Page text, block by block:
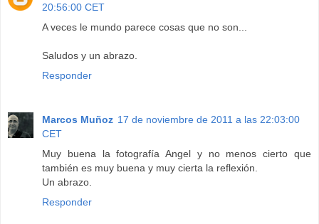
20:56:00 CET
A veces le mundo parece cosas que no son...
Saludos y un abrazo.
Responder
Marcos Muñoz 17 de noviembre de 2011 a las 22:03:00
CET
Muy buena la fotografía Angel y no menos cierto que
también es muy buena y muy cierta la reflexión.
Un abrazo.
Responder